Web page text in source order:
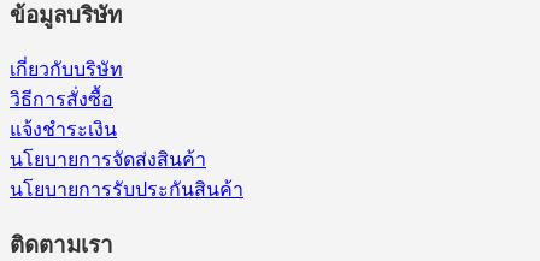
ข้อมูลบริษัท
เกี่ยวกับบริษัท
วิธีการสั่งซื้อ
แจ้งชำระเงิน
นโยบายการจัดส่งสินค้า
นโยบายการรับประกันสินค้า
ติดตามเรา